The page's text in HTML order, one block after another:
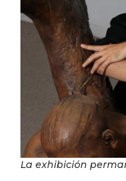
La exhibición